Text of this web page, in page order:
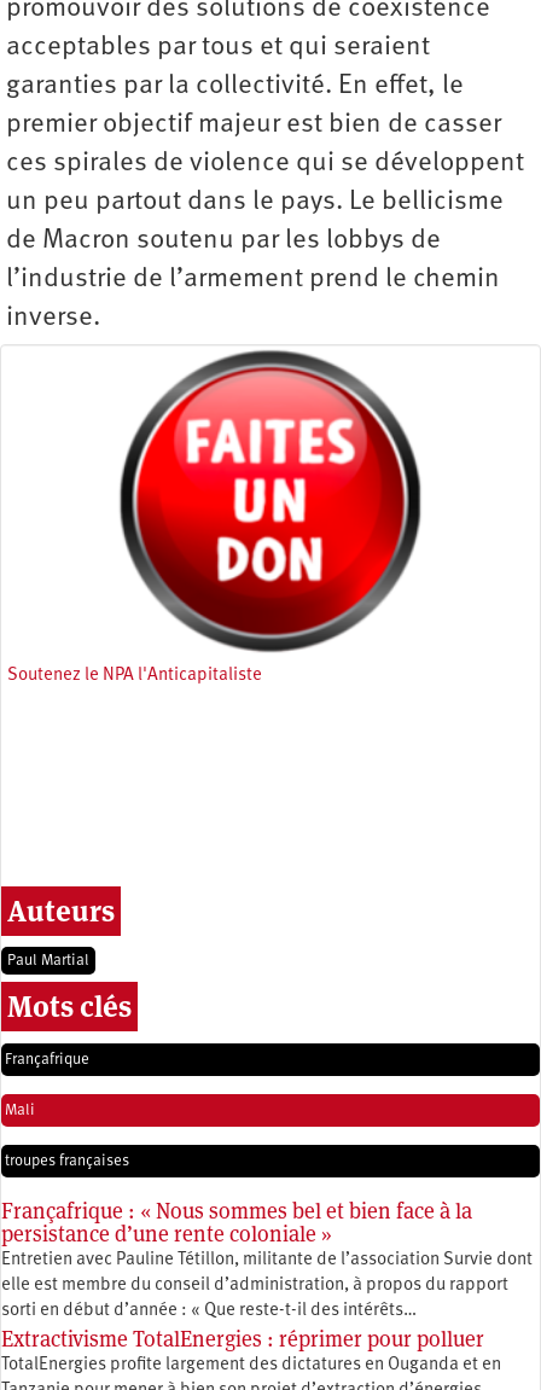
promouvoir des solutions de coexistence
acceptables par tous et qui seraient
garanties par la collectivité. En effet, le
premier objectif majeur est bien de casser
ces spirales de violence qui se développent
un peu partout dans le pays. Le bellicisme
de Macron soutenu par les lobbys de
l’industrie de l’armement prend le chemin
inverse.
Soutenez le NPA l'Anticapitaliste
Auteurs
Paul Martial
Mots clés
Françafrique
Mali
troupes françaises
Françafrique : « Nous sommes bel et bien face à la
persistance d’une rente coloniale »
Entretien avec Pauline Tétillon, militante de l’association Survie dont
elle est membre du conseil d’administration, à propos du rapport
sorti en début d’année : « Que reste-t-il des intérêts…
Extractivisme TotalEnergies : réprimer pour polluer
TotalEnergies profite largement des dictatures en Ouganda et en